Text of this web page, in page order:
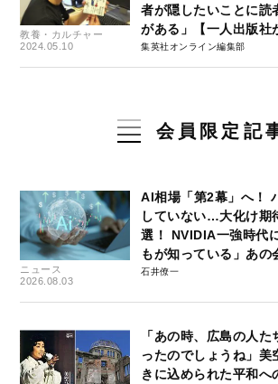
教養・カルチャー
2024.05.10
者が隠したいことに読
がある」【一人出版社
集英社オンライン編集部
会員限定記
ニュース
2026.08.03
AI相場「第2幕」へ！
していない…大化け期
選！ NVIDIA一強時代
もが知っている」あの
石井僚一
「あの時、広島の人
ったのでしょうね」美
きに込められた平和